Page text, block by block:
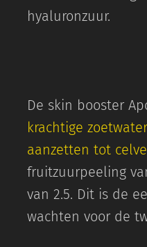
hyaluronzuur.
De skin booster
krachtige
aanzetten tot
fruitzuurpeeling
van 2.5. Dit is de
wachten voor de